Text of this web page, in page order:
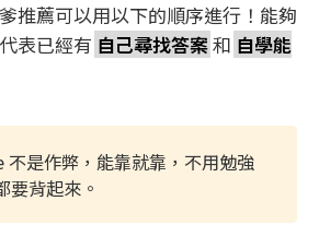
推薦可以用以下的順序進行！能夠
表已經有 自己尋找答案和 自學能
不是作弊，能靠就靠，不用勉強
要背起來。